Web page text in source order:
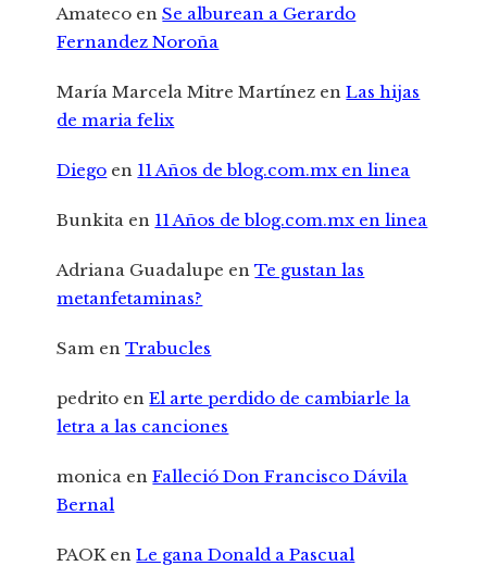
Amateco enSe alburean a Gerardo
Fernandez Noroña
María Marcela Mitre Martínez enLas hijas
de maria felix
Diego en 11 Años de blog.com.mx en linea
Bunkita en 11 Años de blog.com.mx en linea
Adriana Guadalupe enTe gustan las
metanfetaminas?
Sam enTrabucles
pedrito enEl arte perdido de cambiarle la
letra a las canciones
monica enFalleció Don Francisco Dávila
Bernal
PAOKenLe gana Donald a Pascual